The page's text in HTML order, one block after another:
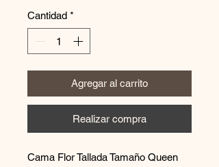
Cantidad *
Agregar al carrito
Realizar compra
Cama Flor Tallada Tamaño Queen